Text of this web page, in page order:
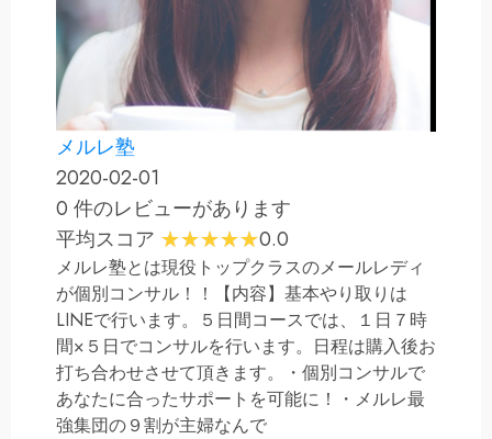
メルレ塾
2020-02-01
0 件のレビューがあります
平均スコア
0.0
メルレ塾とは現役トップクラスのメールレディ
が個別コンサル！！【内容】基本やり取りは
LINEで行います。５日間コースでは、１日７時
間×５日でコンサルを行います。日程は購入後お
打ち合わせさせて頂きます。・個別コンサルで
あなたに合ったサポートを可能に！・メルレ最
強集団の９割が主婦なんで